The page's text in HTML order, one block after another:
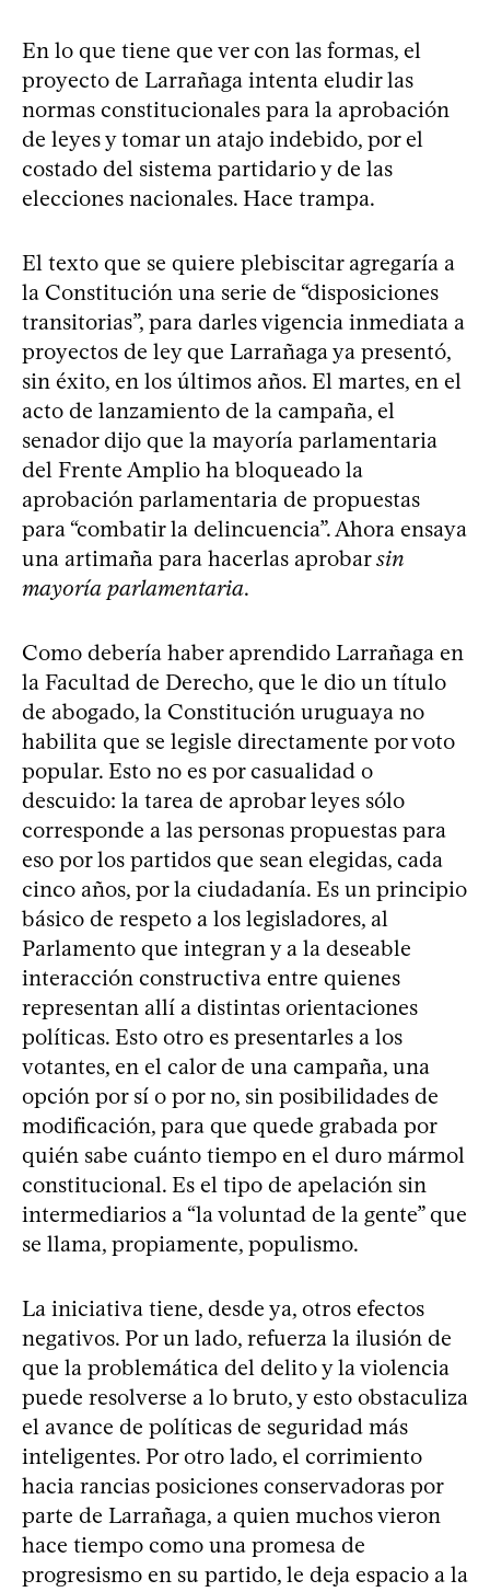
En lo que tiene que ver con las formas, el
proyecto de Larrañaga intenta eludir las
normas constitucionales para la aprobación
de leyes y tomar un atajo indebido, por el
costado del sistema partidario y de las
elecciones nacionales. Hace trampa.
El texto que se quiere plebiscitar agregaría a
la Constitución una serie de “disposiciones
transitorias”, para darles vigencia inmediata a
proyectos de ley que Larrañaga ya presentó,
sin éxito, en los últimos años. El martes, en el
acto de lanzamiento de la campaña, el
senador dijo que la mayoría parlamentaria
del Frente Amplio ha bloqueado la
aprobación parlamentaria de propuestas
para “combatir la delincuencia”. Ahora ensaya
una artimaña para hacerlas aprobarsin
mayoría parlamentaria.
Como debería haber aprendido Larrañaga en
la Facultad de Derecho, que le dio un título
de abogado, la Constitución uruguaya no
habilita que se legisle directamente por voto
popular. Esto no es por casualidad o
descuido: la tarea de aprobar leyes sólo
corresponde a las personas propuestas para
eso por los partidos que sean elegidas, cada
cinco años, por la ciudadanía. Es un principio
básico de respeto a los legisladores, al
Parlamento que integran y a la deseable
interacción constructiva entre quienes
representan allí a distintas orientaciones
políticas. Esto otro es presentarles a los
votantes, en el calor de una campaña, una
opción por sí o por no, sin posibilidades de
modificación, para que quede grabada por
quién sabe cuánto tiempo en el duro mármol
constitucional. Es el tipo de apelación sin
intermediarios a “la voluntad de la gente” que
se llama, propiamente, populismo.
La iniciativa tiene, desde ya, otros efectos
negativos. Por un lado, refuerza la ilusión de
que la problemática del delito y la violencia
puede resolverse a lo bruto, y esto obstaculiza
el avance de políticas de seguridad más
inteligentes. Por otro lado, el corrimiento
hacia rancias posiciones conservadoras por
parte de Larrañaga, a quien muchos vieron
hace tiempo como una promesa de
progresismo en su partido, le deja espacio a la